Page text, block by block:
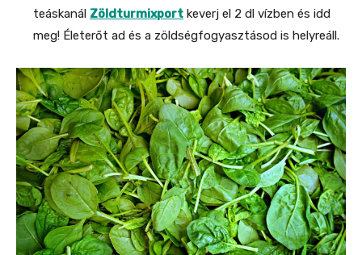
teáskanál Zöldturmixport keverj el 2 dl vízben és idd
meg! Életerőt ad és a zöldségfogyasztásod is helyreáll.